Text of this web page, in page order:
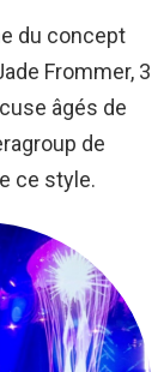
du concept
Frommer, 3
âgés de
de
ce style.